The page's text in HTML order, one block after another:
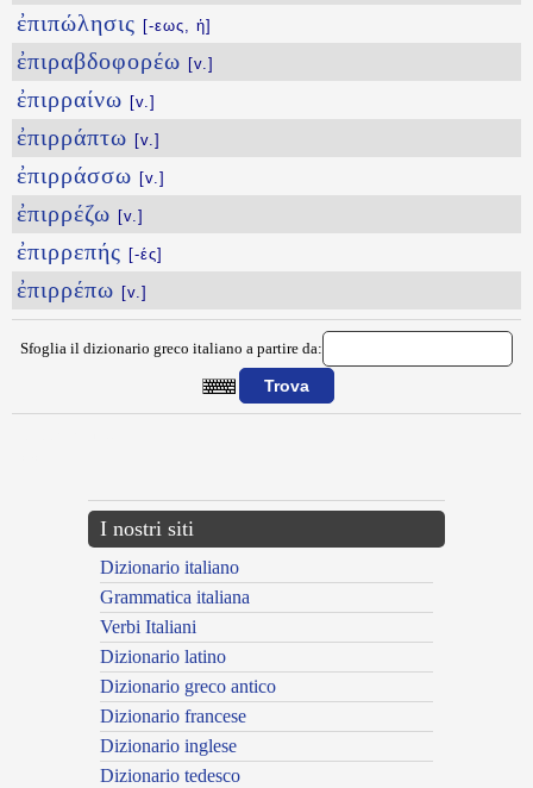
ἐπιπώλησις [-εως, ἡ]
ἐπιραβδοφορέω [v.]
ἐπιρραίνω [v.]
ἐπιρράπτω [v.]
ἐπιρράσσω [v.]
ἐπιρρέζω [v.]
ἐπιρρεπής [-ές]
ἐπιρρέπω [v.]
Sfoglia il dizionario greco italiano a partire da:
I nostri siti
Dizionario italiano
Grammatica italiana
Verbi Italiani
Dizionario latino
Dizionario greco antico
Dizionario francese
Dizionario inglese
Dizionario tedesco